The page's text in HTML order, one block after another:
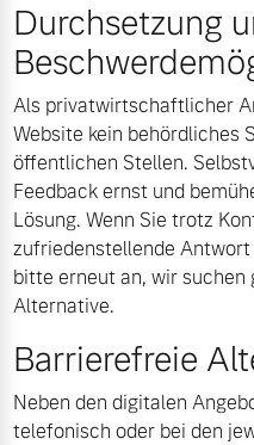
Durchsetzung
Als privatwirtschaftlicher
Website kein behördliches
öffentlichen Stellen.
Feedback ernst und
Lösung. Wenn Sie trotz
zufriedenstellende
bitte erneut an, wir suchen
Alternative.
Barrierefreie
Neben den digitalen
telefonisch oder bei den